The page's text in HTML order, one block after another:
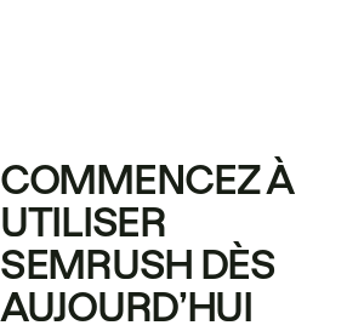
COMMENCEZ À
UTILISER
SEMRUSH DÈS
AUJOURD’HUI